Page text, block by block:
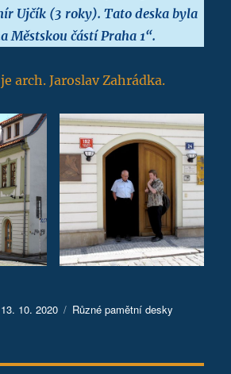
Ujčík (3 roky). Tato deska byla
Městskou částí Praha 1“.
arch. Jaroslav Zahrádka.
Publikováno:
13. 10. 2020 Rubriky:
Různé pamětní desky